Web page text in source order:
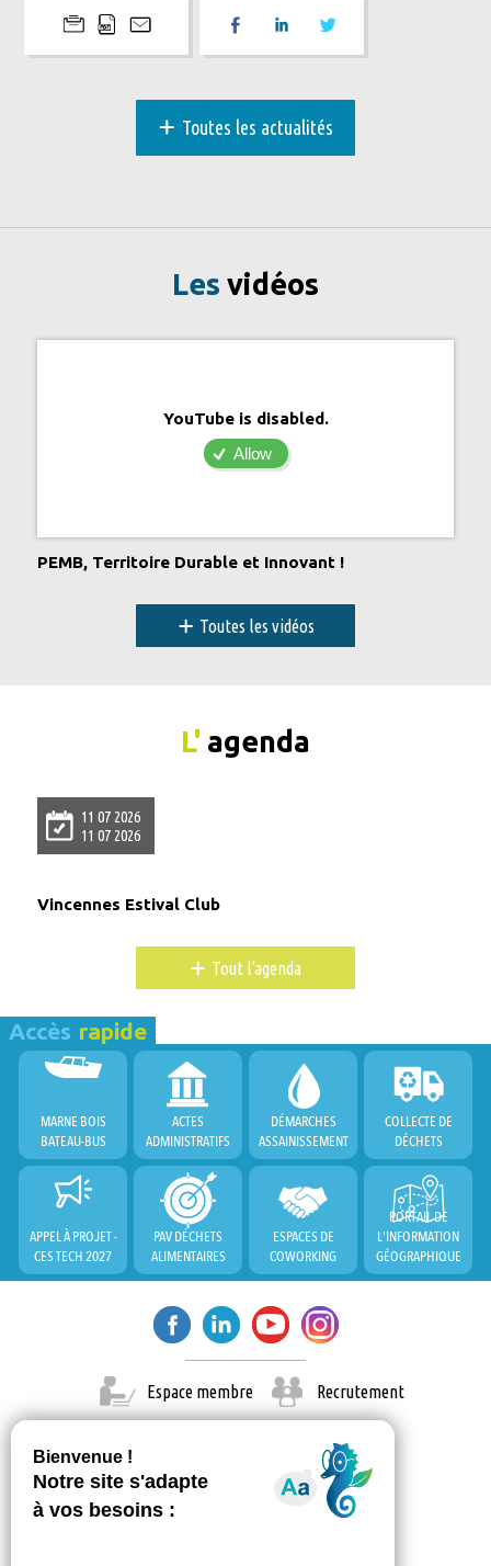
+ Toutes les actualités
Les vidéos
YouTube is disabled.
Allow
PEMB, Territoire Durable et Innovant !
+ Toutes les vidéos
L' agenda
11 07 2026
11 07 2026
Vincennes Estival Club
+ Tout l'agenda
Accès rapide
MARNE BOIS
BATEAU-BUS
ACTES
ADMINISTRATIFS
DÉMARCHES
ASSAINISSEMENT
COLLECTE DE
DÉCHETS
APPEL À PROJET -
CES TECH 2027
PAV DÉCHETS
ALIMENTAIRES
ESPACES DE
COWORKING
PORTAIL DE
L'INFORMATION
GÉOGRAPHIQUE
Espace membre Recrutement